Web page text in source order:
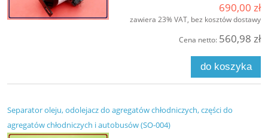
690,00 zł
zawiera 23% VAT, bez kosztów dostawy
Cena netto: 560,98 zł
do koszyka
Separator oleju, odolejacz do agregatów chłodniczych, części do
agregatów chłodniczych i autobusów (SO-004)